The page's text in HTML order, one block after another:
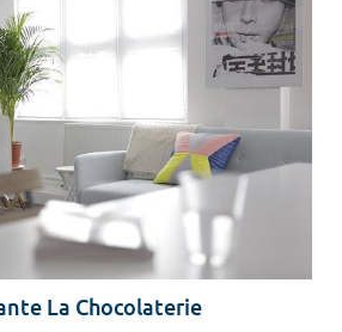
La Chocolaterie